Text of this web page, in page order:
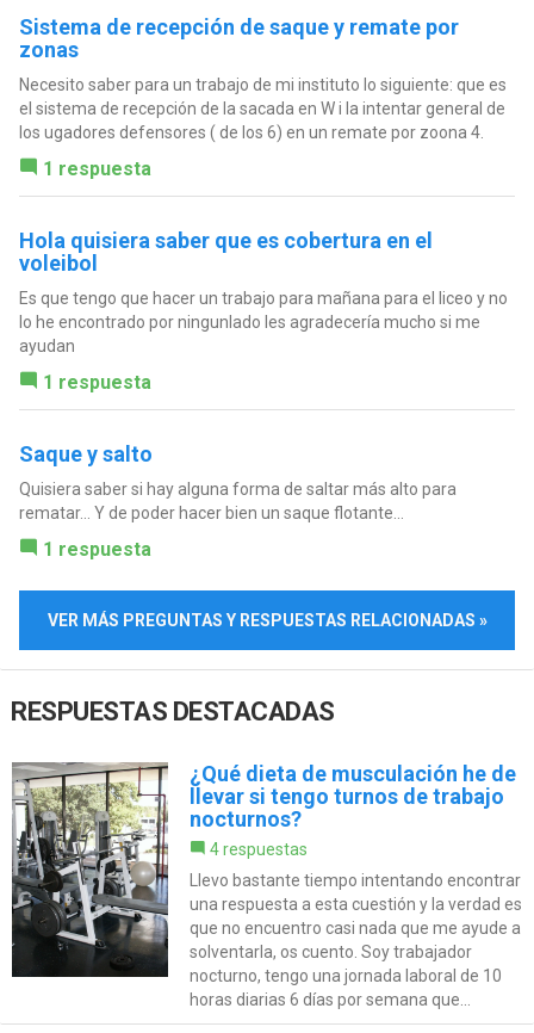
Sistema de recepción de saque y remate por
zonas
Necesito saber para un trabajo de mi instituto lo siguiente: que es
el sistema de recepción de la sacada en W i la intentar general de
los ugadores defensores ( de los 6) en un remate por zoona 4.
1 respuesta
Hola quisiera saber que es cobertura en el
voleibol
Es que tengo que hacer un trabajo para mañana para el liceo y no
lo he encontrado por ningunlado les agradecería mucho si me
ayudan
1 respuesta
Saque y salto
Quisiera saber si hay alguna forma de saltar más alto para
rematar... Y de poder hacer bien un saque flotante...
1 respuesta
VER MÁS PREGUNTAS Y RESPUESTAS RELACIONADAS »
RESPUESTAS DESTACADAS
¿Qué dieta de musculación he de
llevar si tengo turnos de trabajo
nocturnos?
4 respuestas
Llevo bastante tiempo intentando encontrar
una respuesta a esta cuestión y la verdad es
que no encuentro casi nada que me ayude a
solventarla, os cuento. Soy trabajador
nocturno, tengo una jornada laboral de 10
horas diarias 6 días por semana que...